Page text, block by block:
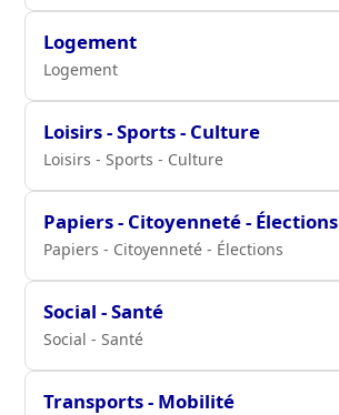
Logement
Logement
Loisirs - Sports - Culture
Loisirs - Sports - Culture
Papiers - Citoyenneté - Élections
Papiers - Citoyenneté - Élections
Social - Santé
Social - Santé
Transports - Mobilité